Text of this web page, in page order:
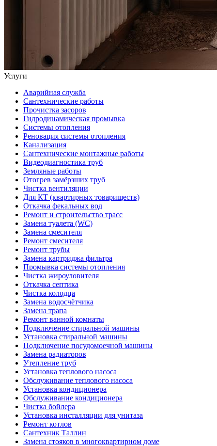
Услуги
Аварийная служба
Сантехнические работы
Прочистка засоров
Гидродинамическая промывка
Системы отопления
Реновация системы отопления
Канализация
Сантехнические монтажные работы
Видеодиагностика труб
Земляные работы
Отогрев замёрзших труб
Чистка вентиляции
Для КТ (квартирных товариществ)
Откачка фекальных вод
Ремонт и строительство трасс
Замена туалета (WC)
Замена смесителя
Ремонт смесителя
Ремонт трубы
Замена картриджа фильтра
Промывка системы отопления
Чистка жироуловителя
Откачка септика
Чистка колодца
Замена водосчётчика
Замена трапа
Ремонт ванной комнаты
Подключение стиральной машины
Установка стиральной машины
Подключение посудомоечной машины
Замена радиаторов
Утепление труб
Установка теплового насоса
Обслуживание теплового насоса
Установка кондиционера
Обслуживание кондиционера
Чистка бойлера
Установка инсталляции для унитаза
Ремонт котлов
Сантехник Таллин
Замена стояков в многоквартирном доме